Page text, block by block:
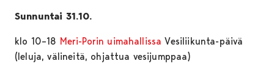
Sunnuntai 31.10.
klo 10–18 Meri-Porin uimahallissa Vesiliikunta-päivä
(leluja, välineitä, ohjattua vesijumppaa)